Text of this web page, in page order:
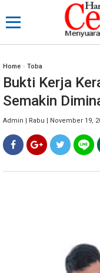
Home » Toba
Bukti Kerja
Semakin
Admin | Rabu | November 19,